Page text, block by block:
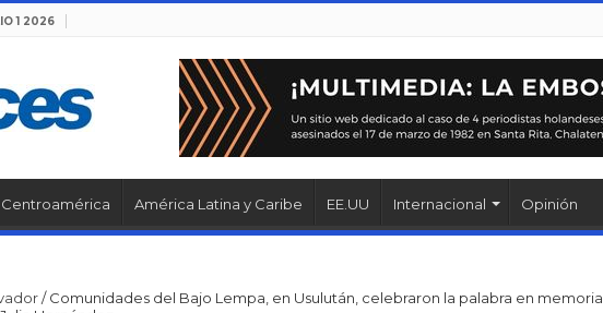
1 2026
Centroamérica América Latina y Caribe EE.UU Internacional Opinión
/ Comunidades del Bajo Lempa, en Usulután, celebraron la palabra en memoria